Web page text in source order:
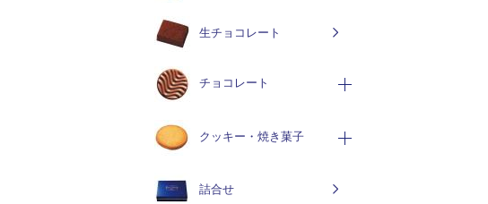
生チョコレート
チョコレート
クッキー・焼き菓子
詰合せ